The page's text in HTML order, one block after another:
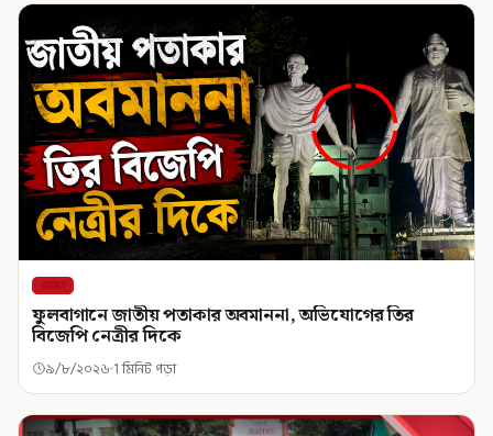
রাজ্য
ফুলবাগানে জাতীয় পতাকার অবমাননা, অভিযোগের তির
বিজেপি নেত্রীর দিকে
৯/৮/২০২৬ 1 মিনিট পড়া